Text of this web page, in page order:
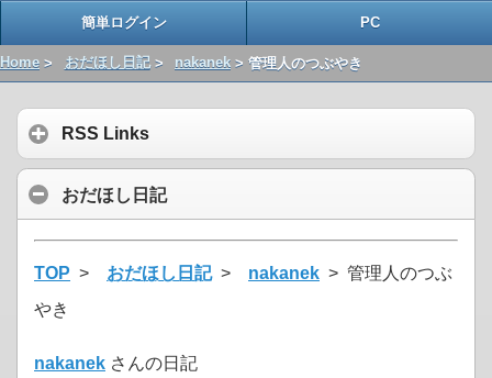
簡単ログイン PC
Home > おだほし日記> nakanek > 管理人のつぶやき
RSS Links
おだほし日記
TOP > おだほし日記> nakanek > 管理人のつぶ
やき
nakanek さんの日記